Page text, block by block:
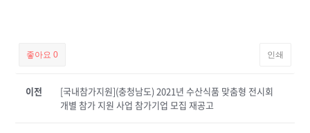
좋아요0 인쇄
이전
[국내참가지원](충청남도) 2021년 수산식품 맞춤형 전시회
개별 참가 지원 사업 참가기업 모집 재공고